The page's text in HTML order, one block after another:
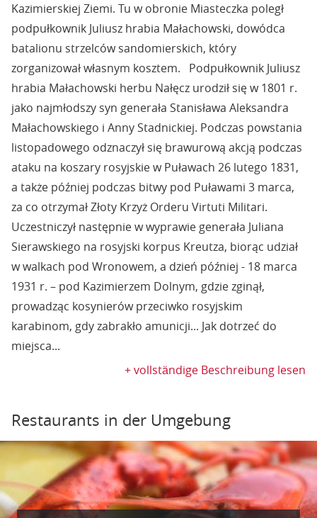
Kazimierskiej Ziemi. Tu w obronie Miasteczka poległ
podpułkownik Juliusz hrabia Małachowski, dowódca
batalionu strzelców sandomierskich, który
zorganizował własnym kosztem. Podpułkownik Juliusz
hrabia Małachowski herbu Nałęcz urodził się w 1801 r.
jako najmłodszy syn generała Stanisława Aleksandra
Małachowskiego i Anny Stadnickiej. Podczas powstania
listopadowego odznaczył się brawurową akcją podczas
ataku na koszary rosyjskie w Puławach 26 lutego 1831,
a także później podczas bitwy pod Puławami 3 marca,
za co otrzymał Złoty Krzyż Orderu Virtuti Militari.
Uczestniczył następnie w wyprawie generała Juliana
Sierawskiego na rosyjski korpus Kreutza, biorąc udział
w walkach pod Wronowem, a dzień później - 18 marca
1931 r. – pod Kazimierzem Dolnym, gdzie zginął,
prowadząc kosynierów przeciwko rosyjskim
karabinom, gdy zabrakło amunicji... Jak dotrzeć do
miejsca...
+ vollständige Beschreibung lesen
Restaurants in der Umgebung